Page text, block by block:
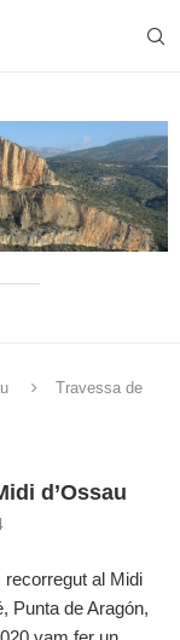
Travessa de
d’Ossau
al Midi
Punta de Aragón,